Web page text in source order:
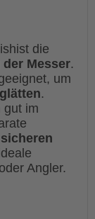
die
Messer.
um
.
gut im
sicheren
Angler.